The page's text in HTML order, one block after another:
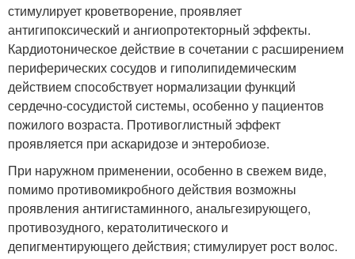
стимулирует кроветворение, проявляет
антигипоксический и ангиопротекторный эффекты.
Кардиотоническое действие в сочетании с расширением
периферических сосудов и гиполипидемическим
действием способствует нормализации функций
сердечно-сосудистой системы, особенно у пациентов
пожилого возраста. Противоглистный эффект
проявляется при аскаридозе и энтеробиозе.
При наружном применении, особенно в свежем виде,
помимо противомикробного действия возможны
проявления антигистаминного, анальгезирующего,
противозудного, кератолитического и
депигментирующего действия; стимулирует рост волос.